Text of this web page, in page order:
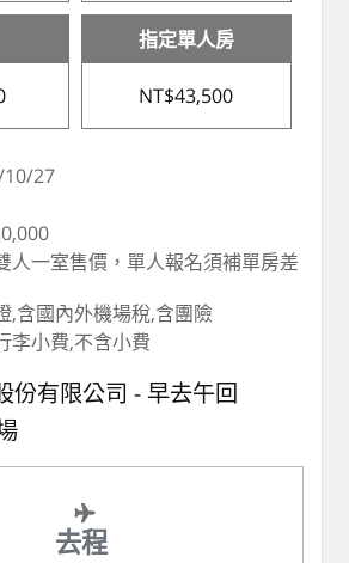
指定單人房
NT$43,500
10/27
人一室售價，單人報名須補單房差
,含國內外機場稅,含團險
李小費,不含小費
份有限公司
早去午回
去程